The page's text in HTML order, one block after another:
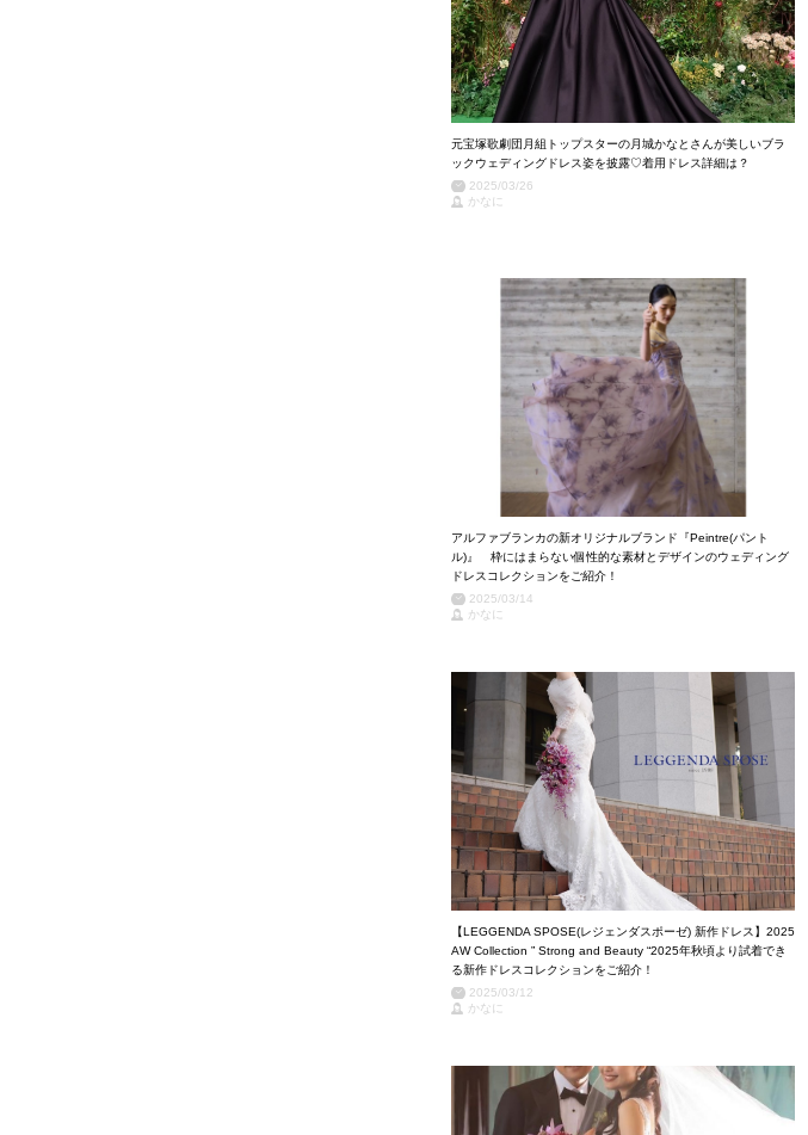
元宝塚歌劇団月組トップスターの月城かなとさんが美しいブラ
ックウェディングドレス姿を披露♡着用ドレス詳細は？
2025/03/26
かなに
アルファブランカの新オリジナルブランド『Peintre(パント
ル)』 枠にはまらない個性的な素材とデザインのウェディング
ドレスコレクションをご紹介！
2025/03/14
かなに
【LEGGENDA SPOSE(レジェンダスポーゼ) 新作ドレス】2025
AW Collection ” Strong and Beauty “2025年秋頃より試着でき
る新作ドレスコレクションをご紹介！
2025/03/12
かなに